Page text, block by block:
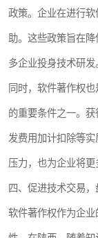
政策。企业在进行
助。这些政策旨在
多企业投身技术研发
同时，软件著作权
的重要条件之一。
发费用加计扣除等
压力，也为企业将更
四、促进技术交易
软件著作权作为企